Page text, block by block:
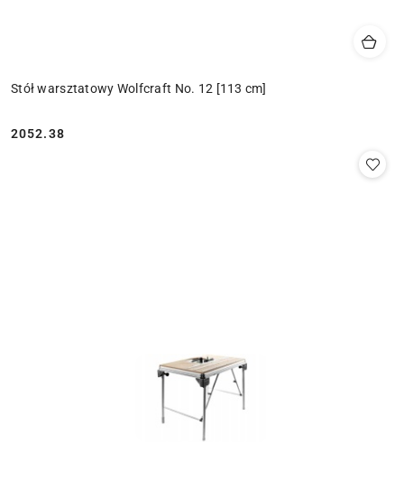
Stół warsztatowy Wolfcraft No. 12 [113 cm]
Cena:
2052.38